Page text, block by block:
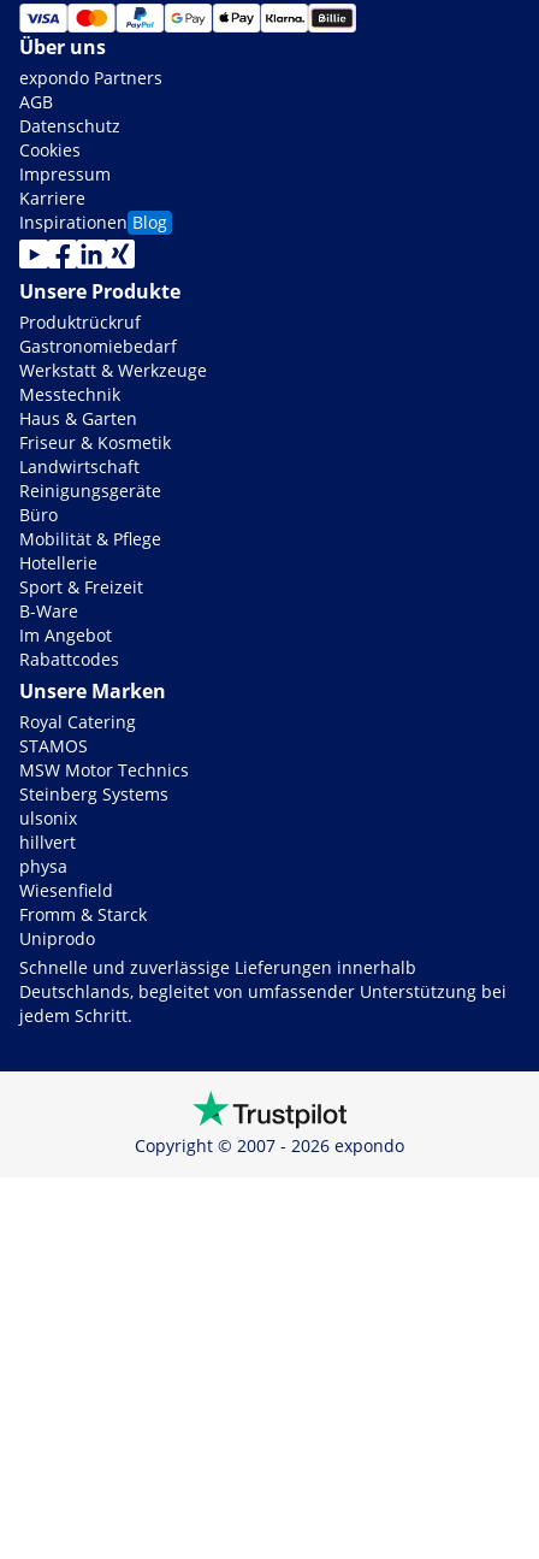
Über uns
expondo Partners
AGB
Datenschutz
Cookies
Impressum
Karriere
Inspirationen Blog
Unsere Produkte
Produktrückruf
Gastronomiebedarf
Werkstatt & Werkzeuge
Messtechnik
Haus & Garten
Friseur & Kosmetik
Landwirtschaft
Reinigungsgeräte
Büro
Mobilität & Pflege
Hotellerie
Sport & Freizeit
B-Ware
Im Angebot
Rabattcodes
Unsere Marken
Royal Catering
STAMOS
MSW Motor Technics
Steinberg Systems
ulsonix
hillvert
physa
Wiesenfield
Fromm & Starck
Uniprodo
Schnelle und zuverlässige Lieferungen innerhalb
Deutschlands, begleitet von umfassender Unterstützung bei
jedem Schritt.
Copyright © 2007 - 2026 expondo